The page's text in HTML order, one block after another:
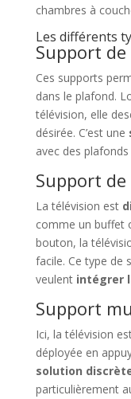
chambres à
Les différents
Support
Ces supports
dans le plafond.
télévision, elle
désirée. C’est une
avec des
Support
La télévision est
comme un buffet
bouton, la
facile. Ce type de
veulentintégrer
Support
Ici, la télévision
déployée en
solution
particulièrement